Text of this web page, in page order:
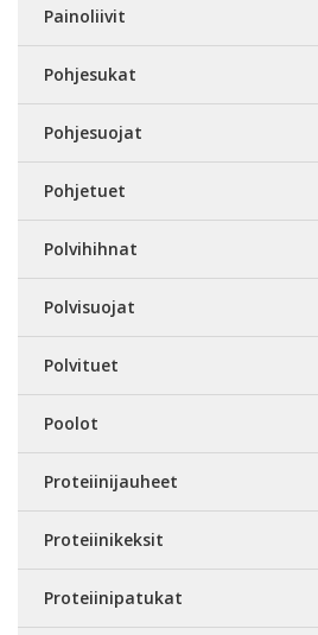
Painoliivit
Pohjesukat
Pohjesuojat
Pohjetuet
Polvihihnat
Polvisuojat
Polvituet
Poolot
Proteiinijauheet
Proteiinikeksit
Proteiinipatukat